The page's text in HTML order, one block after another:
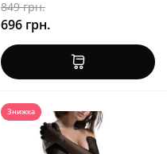
849 грн.
696 грн.
Знижка